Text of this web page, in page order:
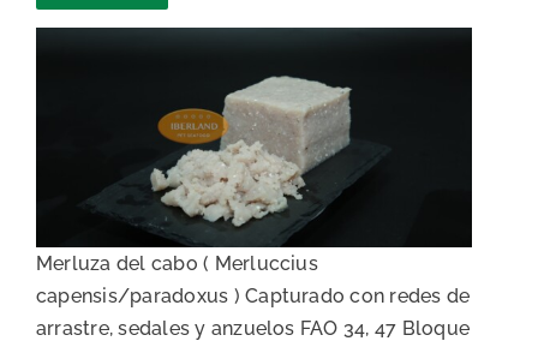
Carne de merluza
Merluza del cabo ( Merluccius
capensis/paradoxus ) Capturado con redes de
arrastre, sedales y anzuelos FAO 34, 47 Bloque